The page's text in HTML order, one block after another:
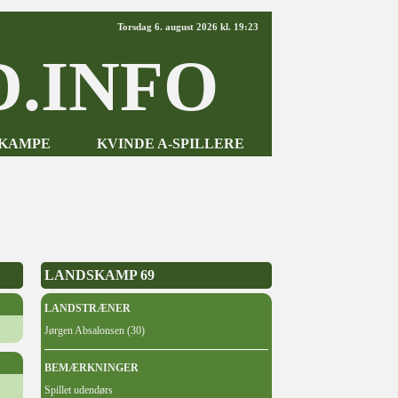
Torsdag 6. august 2026 kl. 19:23
KVINDE A-SPILLERE
LANDSKAMP 69
LANDSTRÆNER
Jørgen Absalonsen (30)
BEMÆRKNINGER
Spillet udendørs